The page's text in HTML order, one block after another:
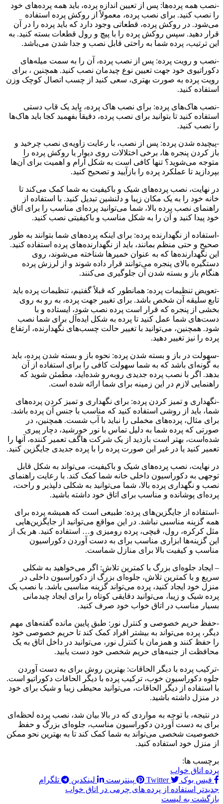
-نصب همه پرده‌ها: پس از تعیین اندازه پرده، باید همه پرده‌های خود
را نصب کنید. برای نصب پرده، معمولاً از روکش پرده استفاده
می‌شود. در روکش پرده، قطعاتی وجود دارد که باید پرده را در آن
قرار دهید. سپس روکش پرده را با پیچ و رول قطعات بسته کنید. به
این ترتیب، پرده شما به راحتی قابل نصب و جدا شدن می‌باشد.
-نصب و رویت پرده: پس از نصب پرده، آن را به سمت میله‌های
دکوراتیوی خود جهت تعیین نوع چیدمان نصب کنید. همچنین ، برای
رویت پرده به صورت بهتری، سعی کنید از چسب اتصال کوچک وزن
استفاده کنید.
-نصب هاک‌های پرده: برای نصب هاک پرده، باید یک قاب دستی
استفاده کنید تا بتوانید برای نصب پرده، دقیقاً بفهمید کجا باید هاک‌ها
را نصب کنید.
-پیچیده شدن پرده: پس از نصب، با رعایت زاویه‌ی نصب چرخید و
باز کردن پنجره ها، برخی اختلالات روی دیوار یا روکش پرده را
متوجه می‌شوید؟ تنها کافی است به شکل آرام و اهمیت برای آن‌ها
بپردازید تا عملکرد پرده را بازآیید و تصحیح کنید.
در نهایت، نصب پرده‌های شیک و باکیفیت به شما کمک می‌کند تا
خانه خود را به یک مکان زیبا و دلنشین تبدیل کنید. با استفاده از
راهنمای نصب پرده بالا، شما می‌توانید پرده‌ای مناسب را برای اتاق
خود پیدا کنید و آن را به شکل مناسب و باکیفیتی نصب کنید.
-استفاده از نگهدارنده پرده: برای اینکه پرده‌های شما بتوانند به طور
صحیح و حتی منظم بمانند، باید از نگهدارنده‌های پرده استفاده کنید.
این نگهدارنده‌ها که به عنوان خمیرها شناخته می‌شوند، روی
دستگیره بالای پنجره می‌توانند قرار داده شوند و از لرزش پرده
هنگام باز و بسته شدن آن جلوگیری می‌کنند.
-تعویض تنظیمات پرده: همانطور که قبلاً گفتیم، تنظیمات پرده باید
تابع سلیقه آن شخص باشد. برای تغییر جهت پرده، به رو به روی
بخشی از پنجره که قرار است پرده نصب شود، ایستاده و با
دست‌های شما عمل کنید تا پرده به شکل ایده‌آل برای شما نصب
شود. همچنین، می‌توانید با تغییر حالت چسب‌های نگهدارنده، ارتفاع
پرده را نیز تغییر دهید.
-سهولت در باز و بسته شدن پرده: نحوه باز و بسته شدن پرده، باید
به گونه‌ای باشد که به شما سهولت کافی را برای استفاده از آن
بدهد. اگر با نصب پرده جدیدی روبه‌رو شده‌اید، مطمئن شوید که
راهنمایی لازم در این زمینه برای شما ارائه شده است.
-نگهداری و تمیز کردن پرده: برای نگهداری و تمیز کردن پرده‌های
شما، باید از روشی استفاده کنید که مناسب با جنس آن پرده باشد.
برای مثال، پرده‌های مخملی را نباید با آب شست. همچنین، در
صورتی که پرده شما به دلیل تماس با نور خورشید، دچار پیری
شده‌است، بهتر است بازدید از یک شرکت هاگف تعمیر کننده، آنها را
تعمیر کنید یا در غیر این صورت پرده را با پرده جدیدی جایگزین کنید.
در نهایت، نصب پرده‌های شیک و باکیفیت، می‌تواند به شکل قابل
توجهی به دکوراسیون داخلی خانه شما کمک کند. با رعایت راهنمای
نصب و نگهداری پرده بالا، شما می‌توانید به شکلی دلپذیر و راحت،
پرده‌ای پوشانده و مناسب برای اتاق خود داشته باشید.
-استفاده از جایگزین‌های پرده: طبیعی است که همیشه پرده برای
همه گزینه مناسبی نباشد. در این مواقع می‌توانید از جایگزین‌هایی
مثل کرکره، رول، قیچی، پرده رومیزی و… استفاده کنید. هر یک از
این گزینه‌ها ابزاری مناسب برای به دست آوردن دکوراسیون
مناسب و کیفیت بالا برای منازل شماست.
– ایجاد جلوه‌ای بزرگ با کمترین تلاش: اگر می‌خواهید به شکلی
سریع و با کمترین تلاش، جلوه‌ای بزرگ از دکوراسیون داخلی در
منزل خود ایجاد کنید، پرده می‌تواند گزینه مناسبی باشد. با نصب یک
پرده شیک و زیبا، می‌توانید دقایقی کوتاه را برای ایجاد چیدمانی
بسیار مناسب در اتاق خواب خود صرف کنید.
-حفظ حریم خصوصی و کنترل نور: طبق پایین مانده گفته‌های مهم
دیگر، پرده می‌تواند به بیشتر افراد کمک کند تا حریم خصوصی خود
را حفظ کنند و همزمان با کنترل نور، می‌توانید در داخل اتاق به یک
محافظت از جنبه‌های حریم شخصی خود دست یابید.
-ترکیب پرده با دیگر الحاقات: بهترین روش برای به دست آوردن
جلوه دکوراسیون خوب، ترکیب پرده با دیگر الحاقات دکوراتیو است.
با استفاده از دیگر الحاقات، می‌توانید محیطی زیبا و شیک برای خود
در منزل داشته باشید.
در نتیجه، با توجه به مواردی که در بالا بیان شد، نصب پرده لحظه‌ای
برای به دست آوردن دکوراسیون مناسب، جلوه‌ای بزرگ و حفظ
خصوصیت شخصی می‌تواند به شما کمک کند تا به بهترین نحو ممکن
از منزل خود استفاده کنید.
برچسب ها:
پرده اتاق خواب
فیس بوک
Twitter پینترست لینکدین
تلگرام
جدیدتر
استفاده از پرده های چرمی در اتاق خواب
بازگشت به لیست